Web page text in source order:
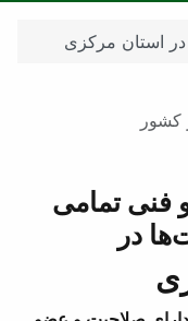
استان مرکزی
کشور
فنی تمامی
در